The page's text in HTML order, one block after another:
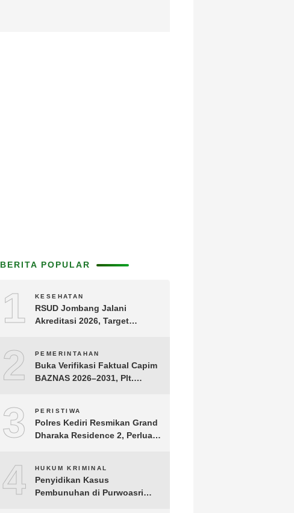
BERITA POPULAR
1 KESEHATAN
RSUD Jombang Jalani
Akreditasi 2026, Target
Layanan
2 PEMERINTAHAN
Buka Verifikasi Faktual Capim
BAZNAS 2026–2031, Plt.
Transparansi
3 PERISTIWA
Polres Kediri Resmikan Grand
Dharaka Residence 2, Perluas
4 HUKUM KRIMINAL
Penyidikan Kasus
Pembunuhan di Purwoasri